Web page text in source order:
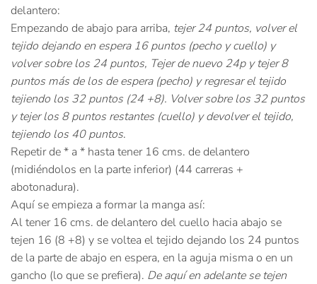
delantero:
Empezando de abajo para arriba, tejer 24 puntos, volver el
tejido dejando en espera 16 puntos (pecho y cuello) y
volver sobre los 24 puntos, Tejer de nuevo 24p y tejer 8
puntos más de los de espera (pecho) y regresar el tejido
tejiendo los 32 puntos (24 +8). Volver sobre los 32 puntos
y tejer los 8 puntos restantes (cuello) y devolver el tejido,
tejiendo los 40 puntos.
Repetir de * a * hasta tener 16 cms. de delantero
(midiéndolos en la parte inferior) (44 carreras +
abotonadura).
Aquí se empieza a formar la manga así:
Al tener 16 cms. de delantero del cuello hacia abajo se
tejen 16 (8 +8) y se voltea el tejido dejando los 24 puntos
de la parte de abajo en espera, en la aguja misma o en un
gancho (lo que se prefiera). De aquí en adelante se tejen